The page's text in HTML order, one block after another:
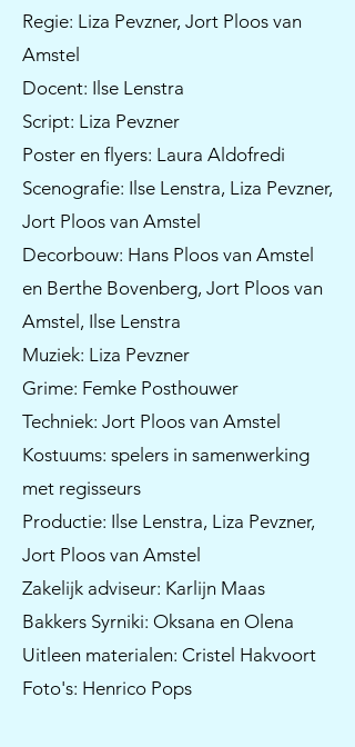
Regie: Liza Pevzner, Jort Ploos van
Amstel
Docent: Ilse Lenstra
Script: Liza Pevzner
Poster en flyers: Laura Aldofredi
Scenografie: Ilse Lenstra, Liza Pevzner,
Jort Ploos van Amstel
Decorbouw: Hans Ploos van Amstel
en Berthe Bovenberg, Jort Ploos van
Amstel, Ilse Lenstra
Muziek: Liza Pevzner
Grime: Femke Posthouwer
Techniek: Jort Ploos van Amstel
Kostuums: spelers in samenwerking
met regisseurs
Productie: Ilse Lenstra, Liza Pevzner,
Jort Ploos van Amstel
Zakelijk adviseur: Karlijn Maas
Bakkers Syrniki: Oksana en Olena
Uitleen materialen: Cristel Hakvoort
Foto's: Henrico Pops